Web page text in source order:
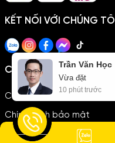
KẾT NỐI VỚI CHÚNG TÔI
Chính sách
Chính sách thanh toán
Chính sách bảo mật
Trần Văn Học
Vừa đặt
10 phút trước